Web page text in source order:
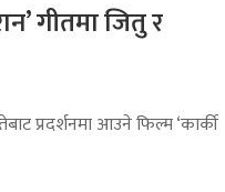
गीतमा जितु र
प्रदर्शनमा आउने फिल्म ‘कार्की